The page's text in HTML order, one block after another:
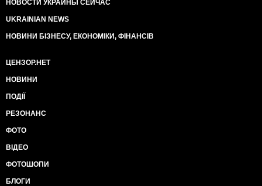
НОВОСТИ УКРАИНЫ СЕЙЧАС
UKRAINIAN NEWS
НОВИНИ БІЗНЕСУ, ЕКОНОМІКИ, ФІНАНСІВ
ЦЕНЗОР.НЕТ
НОВИНИ
ПОДІЇ
РЕЗОНАНС
ФОТО
ВІДЕО
ФОТОШОПИ
БЛОГИ